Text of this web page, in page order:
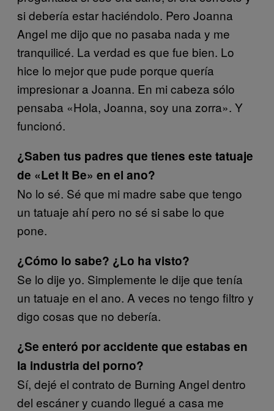
si debería estar haciéndolo. Pero Joanna
Angel me dijo que no pasaba nada y me
tranquilicé. La verdad es que fue bien. Lo
hice lo mejor que pude porque quería
impresionar a Joanna. En mi cabeza sólo
pensaba «Hola, Joanna, soy una zorra». Y
funcionó.
¿Saben tus padres que tienes este tatuaje
de «Let It Be» en el ano?
No lo sé. Sé que mi madre sabe que tengo
un tatuaje ahí pero no sé si sabe lo que
pone.
¿Cómo lo sabe? ¿Lo ha visto?
Se lo dije yo. Simplemente le dije que tenía
un tatuaje en el ano. A veces no tengo filtro y
digo cosas que no debería.
¿Se enteró por accidente que estabas en
la industria del porno?
Sí, dejé el contrato de Burning Angel dentro
del escáner y cuando llegué a casa me